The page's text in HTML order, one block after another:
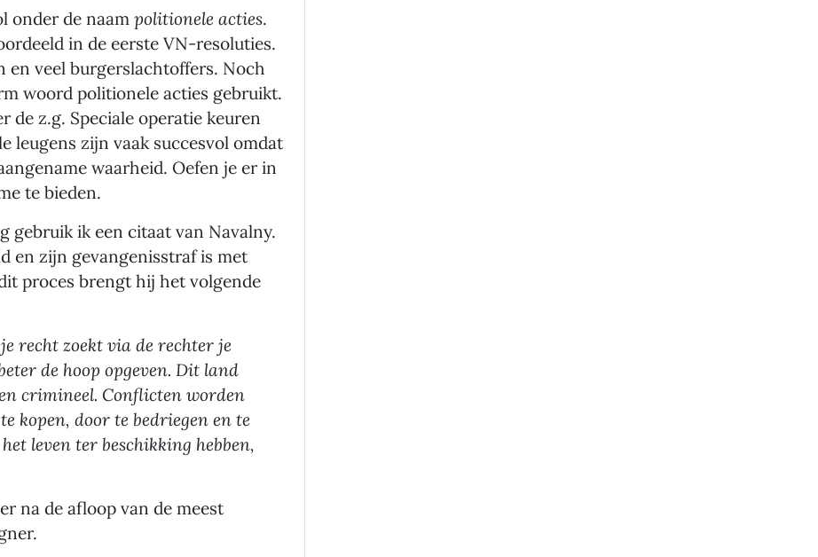
onder de naam politionele acties.
in de eerste VN-resoluties.
en veel burgerslachtoffers. Noch
woord politionele acties gebruikt.
de z.g. Speciale operatie keuren
leugens zijn vaak succesvol omdat
waarheid. Oefen je er in
te bieden.
gebruik ik een citaat van Navalny.
en zijn gevangenisstraf is met
proces brengt hij het volgende
recht zoekt via de rechter je
de hoop opgeven. Dit land
crimineel. Conflicten worden
kopen, door te bedriegen en te
leven ter beschikking hebben,
na de afloop van de meest